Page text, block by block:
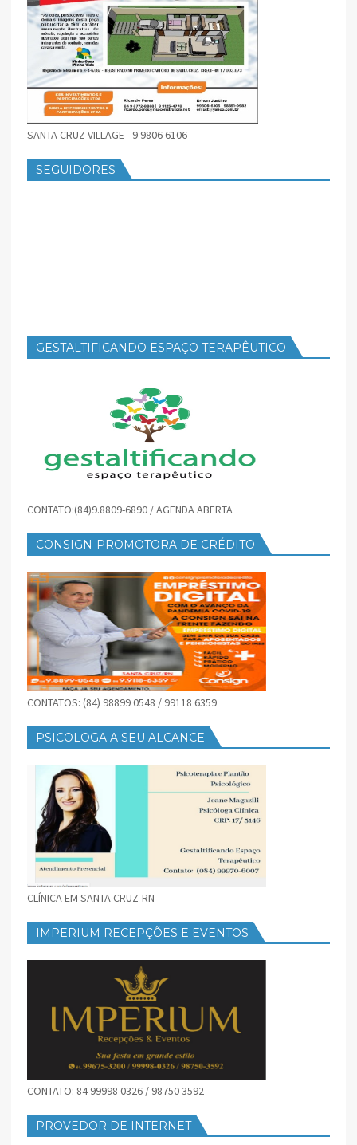
SANTA CRUZ VILLAGE - 9 9806 6106
SEGUIDORES
GESTALTIFICANDO ESPAÇO TERAPÊUTICO
CONTATO:(84)9.8809-6890 / AGENDA ABERTA
CONSIGN-PROMOTORA DE CRÉDITO
CONTATOS: (84) 98899 0548 / 99118 6359
PSICOLOGA A SEU ALCANCE
CLÍNICA EM SANTA CRUZ-RN
IMPERIUM RECEPÇÕES E EVENTOS
CONTATO: 84 99998 0326 / 98750 3592
PROVEDOR DE INTERNET